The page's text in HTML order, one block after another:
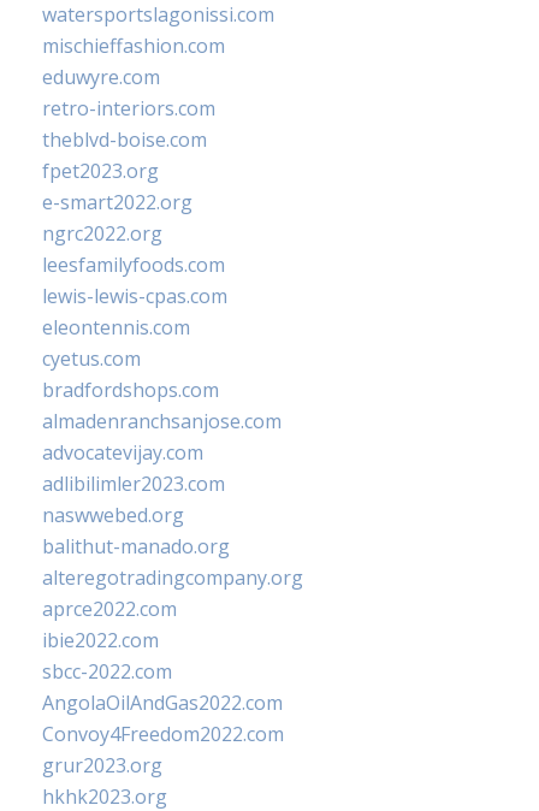
watersportslagonissi.com
mischieffashion.com
eduwyre.com
retro-interiors.com
theblvd-boise.com
fpet2023.org
e-smart2022.org
ngrc2022.org
leesfamilyfoods.com
lewis-lewis-cpas.com
eleontennis.com
cyetus.com
bradfordshops.com
almadenranchsanjose.com
advocatevijay.com
adlibilimler2023.com
naswwebed.org
balithut-manado.org
alteregotradingcompany.org
aprce2022.com
ibie2022.com
sbcc-2022.com
AngolaOilAndGas2022.com
Convoy4Freedom2022.com
grur2023.org
hkhk2023.org